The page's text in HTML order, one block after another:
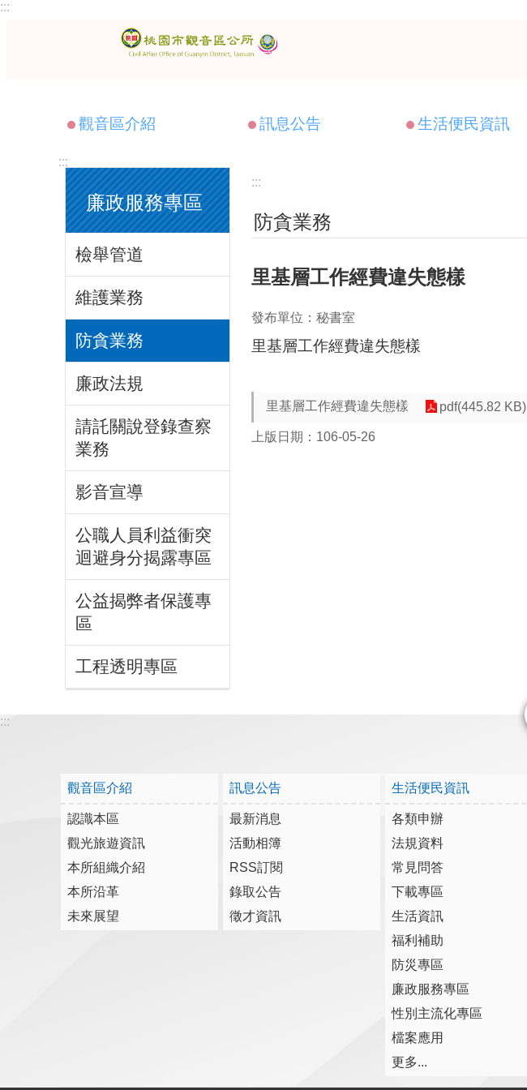
跳到主要內容區塊
:::
觀音區介紹 訊息公告 生活便民資訊
:::
廉政服務專區
檢舉管道
維護業務
防貪業務
廉政法規
請託關說登錄查察
業務
影音宣導
公職人員利益衝突
迴避身分揭露專區
公益揭弊者保護專
區
工程透明專區
:::
防貪業務
里基層工作經費違失態樣
發布單位：秘書室
里基層工作經費違失態樣
里基層工作經費違失態樣 pdf(445.82 KB)
上版日期：106-05-26
:::
觀音區介紹
認識本區
觀光旅遊資訊
本所組織介紹
本所沿革
未來展望
訊息公告
最新消息
活動相簿
RSS訂閱
錄取公告
徵才資訊
生活便民資訊
各類申辦
法規資料
常見問答
下載專區
生活資訊
福利補助
防災專區
廉政服務專區
性別主流化專區
檔案應用
更多...